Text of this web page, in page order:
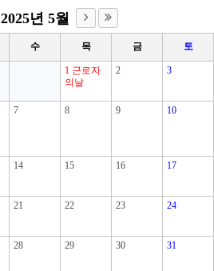
2025년 5월
수 목 금 토
1 근로자
의날
2 3
7 8 9 10
14 15 16 17
21 22 23 24
28 29 30 31